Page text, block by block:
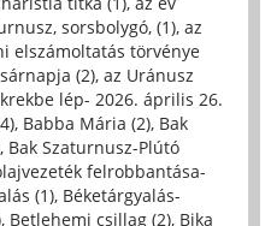
sorsbolygó, (1), az
elszámoltatás törvénye
(2), az Uránusz
lép- 2026. április 26.
, Babba Mária (2), Bak
, Bak Szaturnusz-Plútó
felrobbantása-
(1), Béketárgyalás-
, Betlehemi csillag (2), Bika